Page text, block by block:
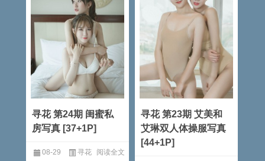
寻花 第24期 闺蜜私
房写真 [37+1P]
08-29 寻花 阅读全文
寻花 第23期 艾美和
艾琳双人体操服写真
[44+1P]